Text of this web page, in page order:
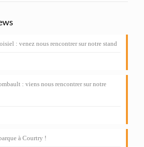
: venez nous rencontrer sur notre stand
: viens nous rencontrer sur notre
à Courtry !